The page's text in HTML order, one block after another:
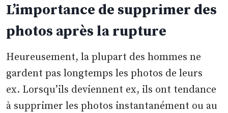
L’importance de supprimer des
photos après la rupture
Heureusement, la plupart des hommes ne
gardent pas longtemps les photos de leurs
ex. Lorsqu’ils deviennent ex, ils ont tendance
à supprimer les photos instantanément ou au